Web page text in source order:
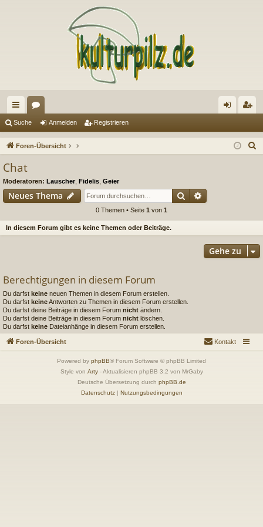
ch
ne
riff
en m ist
Suche Anmelden Registrieren
Foren-Übersicht
Chat
Moderatoren: Lauscher Fidelis Geier
Neues Thema Suche
0 Themen • Seite 1 von 1
In diesem Forum gibt es keine Themen oder Beiträge.
Gehe zu
Berechtigungen in diesem Forum
Du darfst keine neuen Themen in diesem Forum erstellen.
Du darfst keineAntworten zu Themen in diesem Forum erstellen.
Du darfst deine Beiträge in diesem Forum nicht ändern.
Du darfst deine Beiträge in diesem Forum nicht löschen.
Du darfst keine Dateianhänge in diesem Forum erstellen.
Foren-Übersicht Kontakt
Powered by phpBB® Forum Software © phpBB Limited
Style von Arty- Aktualisieren phpBB 3.2 von MrGaby
Deutsche Übersetzung durch phpBB.de
Datenschutz| Nutzungsbedingungen